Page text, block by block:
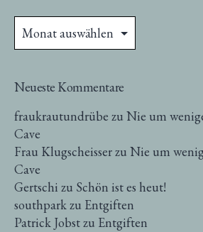
Neueste Kommentare
fraukrautundrübe zu Nie um
Cave
Frau Klugscheisserzu Nie um
Cave
Gertschi zu Schön ist es heut!
southparkzu Entgiften
Patrick Jobstzu Entgiften